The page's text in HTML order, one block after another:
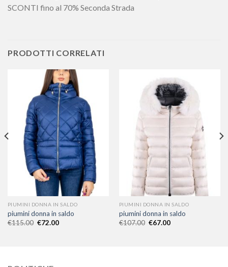
SCONTI fino al 70% Seconda Strada
PRODOTTI CORRELATI
PIUMINI DONNA IN SALDO
piumini donna in saldo
€115.00 €72.00
PIUMINI DONNA IN SALDO
piumini donna in saldo
€107.00 €67.00